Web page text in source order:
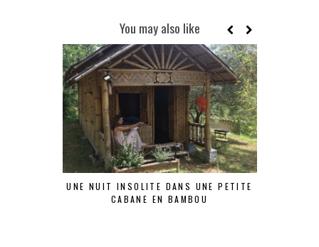
You may also like
UNE NUIT INSOLITE DANS UNE PETITE
CABANE EN BAMBOU